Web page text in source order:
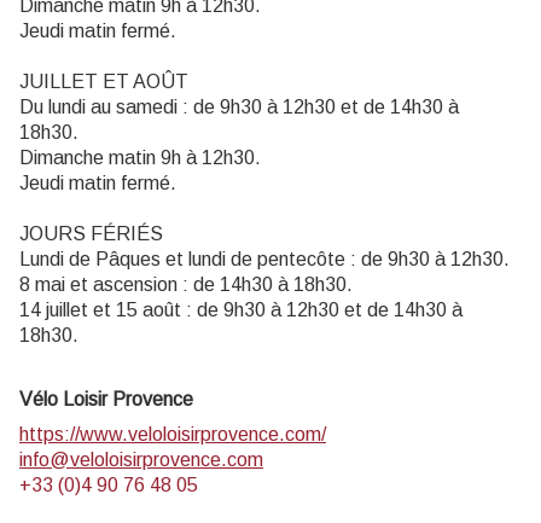
Dimanche matin 9h à 12h30.
Jeudi matin fermé.
JUILLET ET AOÛT
Du lundi au samedi : de 9h30 à 12h30 et de 14h30 à
18h30.
Dimanche matin 9h à 12h30.
Jeudi matin fermé.
JOURS FÉRIÉS
Lundi de Pâques et lundi de pentecôte : de 9h30 à 12h30.
8 mai et ascension : de 14h30 à 18h30.
14 juillet et 15 août : de 9h30 à 12h30 et de 14h30 à
18h30.
Vélo Loisir Provence
https://www.veloloisirprovence.com/
info@veloloisirprovence.com
+33 (0)4 90 76 48 05